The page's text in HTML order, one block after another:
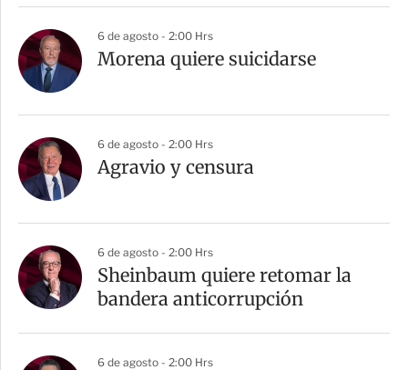
6 de agosto - 2:00 Hrs
Morena quiere suicidarse
6 de agosto - 2:00 Hrs
Agravio y censura
6 de agosto - 2:00 Hrs
Sheinbaum quiere retomar la
bandera anticorrupción
6 de agosto - 2:00 Hrs